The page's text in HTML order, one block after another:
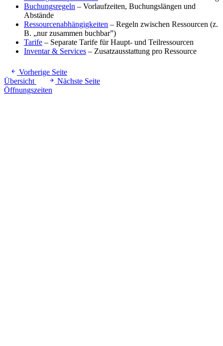
Buchungsregeln – Vorlaufzeiten, Buchungslängen und
Abstände
Ressourcenabhängigkeiten – Regeln zwischen Ressourcen (z.
B. „nur zusammen buchbar”)
Tarife – Separate Tarife für Haupt- und Teilressourcen
Inventar & Services – Zusatzausstattung pro Ressource
Vorherige Seite
Übersicht
Nächste Seite
Öffnungszeiten